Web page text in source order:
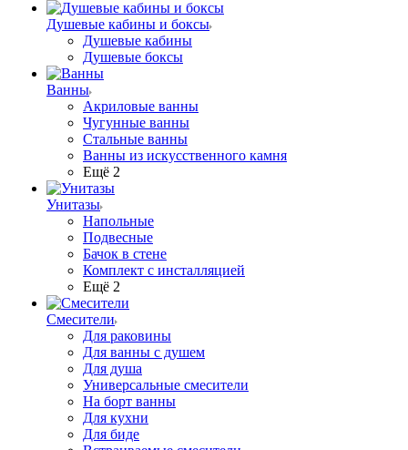
Душевые кабины и боксы
Душевые кабины
Душевые боксы
Ванны
Акриловые ванны
Чугунные ванны
Стальные ванны
Ванны из искусственного камня
Ещё 2
Унитазы
Напольные
Подвесные
Бачок в стене
Комплект с инсталляцией
Ещё 2
Смесители
Для раковины
Для ванны с душем
Для душа
Универсальные смесители
На борт ванны
Для кухни
Для биде